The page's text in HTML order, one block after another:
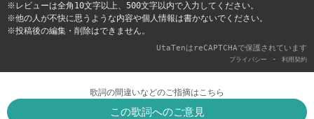
※レビューは全角10文字以上、500文字以内で入力してください。
※他の人が不快に思うような内容や個人情報は書かないでください。
※投稿後の編集・削除はできません。
UtaTenはreCAPTCHAで保護されています
プライバシー - 利用契約
歌詞の間違いなどのご指摘はこちら
この歌詞へのご意見